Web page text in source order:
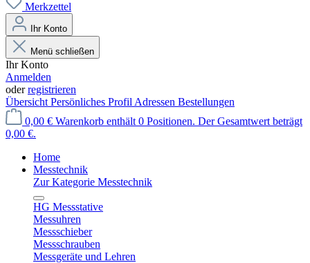
Merkzettel
Ihr Konto
Menü schließen
Ihr Konto
Anmelden
oderregistrieren
Übersicht Persönliches Profil Adressen Bestellungen
0,00 € Warenkorb enthält 0 Positionen. Der Gesamtwert beträgt
0,00 €.
Home
Messtechnik
Zur Kategorie Messtechnik
HG Messstative
Messuhren
Messschieber
Messschrauben
Messgeräte und Lehren